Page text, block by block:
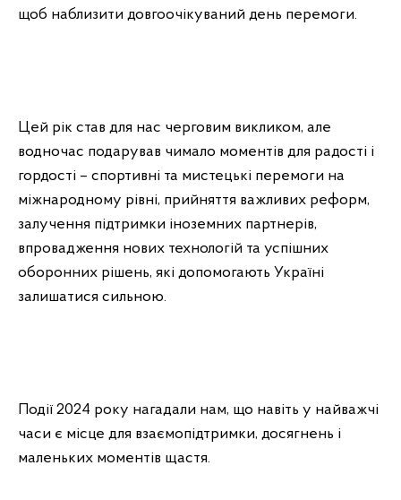
щоб наблизити довгоочікуваний день перемоги.
Цей рік став для нас черговим викликом, але
водночас подарував чимало моментів для радості і
гордості – спортивні та мистецькі перемоги на
міжнародному рівні, прийняття важливих реформ,
залучення підтримки іноземних партнерів,
впровадження нових технологій та успішних
оборонних рішень, які допомогають Україні
залишатися сильною.
Події 2024 року нагадали нам, що навіть у найважчі
часи є місце для взаємопідтримки, досягнень і
маленьких моментів щастя.